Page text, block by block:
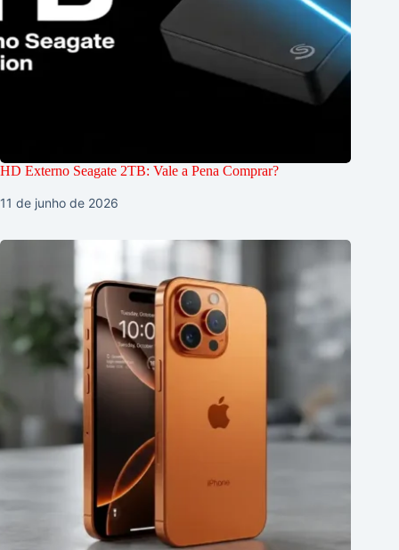
HD Externo Seagate 2TB: Vale a Pena Comprar?
11 de junho de 2026